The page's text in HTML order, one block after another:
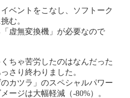
ベントをこなし、ソフトーク
む。
虚無変換機」が必要なので
ちゃ苦労したのはなんだった
さり終わりました。
カツラ」のスペシャルパワー
ージは大幅軽減（-80%）。